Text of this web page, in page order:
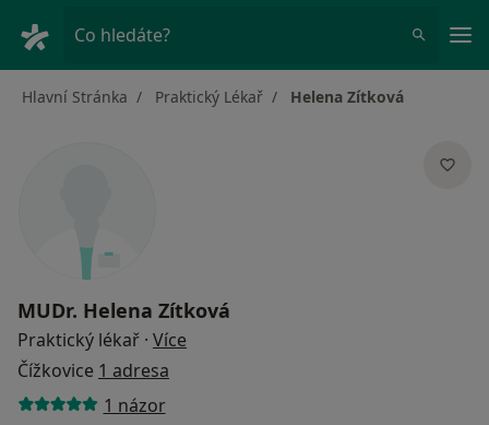
Co hledáte?
Hlavní Stránka Praktický Lékař Helena Zítková
MUDr. Helena Zítková
Praktický lékař · Více
Čížkovice 1 adresa
1 názor